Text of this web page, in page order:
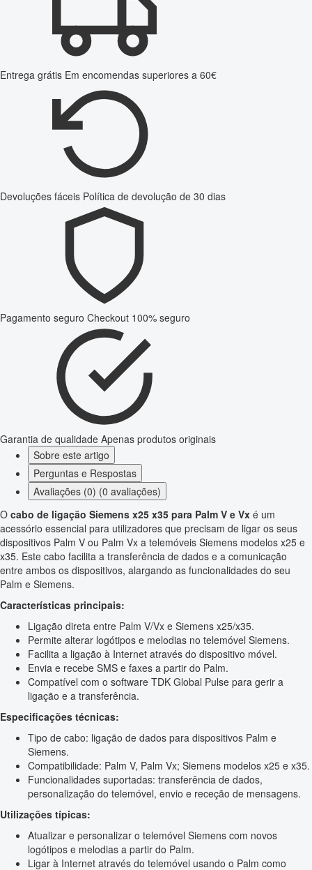
Entrega grátis Em encomendas superiores a 60€
Devoluções fáceis Política de devolução de 30 dias
Pagamento seguro Checkout 100% seguro
Garantia de qualidade Apenas produtos originais
Sobre este artigo
Perguntas e Respostas
Avaliações (0) (0 avaliações)
O cabo de ligação Siemens x25 x35 para Palm V e Vx é um
acessório essencial para utilizadores que precisam de ligar os seus
dispositivos Palm V ou Palm Vx a telemóveis Siemens modelos x25 e
x35. Este cabo facilita a transferência de dados e a comunicação
entre ambos os dispositivos, alargando as funcionalidades do seu
Palm e Siemens.
Características principais:
Ligação direta entre Palm V/Vx e Siemens x25/x35.
Permite alterar logótipos e melodias no telemóvel Siemens.
Facilita a ligação à Internet através do dispositivo móvel.
Envia e recebe SMS e faxes a partir do Palm.
Compatível com o software TDK Global Pulse para gerir a
ligação e a transferência.
Especificações técnicas:
Tipo de cabo: ligação de dados para dispositivos Palm e
Siemens.
Compatibilidade: Palm V, Palm Vx; Siemens modelos x25 e x35.
Funcionalidades suportadas: transferência de dados,
personalização do telemóvel, envio e receção de mensagens.
Utilizações típicas:
Atualizar e personalizar o telemóvel Siemens com novos
logótipos e melodias a partir do Palm.
Ligar à Internet através do telemóvel usando o Palm como